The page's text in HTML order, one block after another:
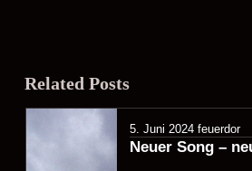
Related Posts
5. Juni 2024 feuerdor
Neuer Song –